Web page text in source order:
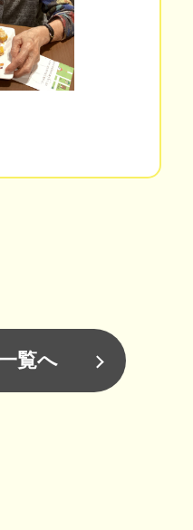
覧へ